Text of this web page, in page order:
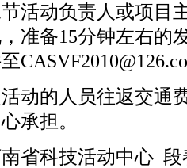
活动负责人或项目
准备15分钟左右的
的人员往返交通费
承担。
科技活动中心 段